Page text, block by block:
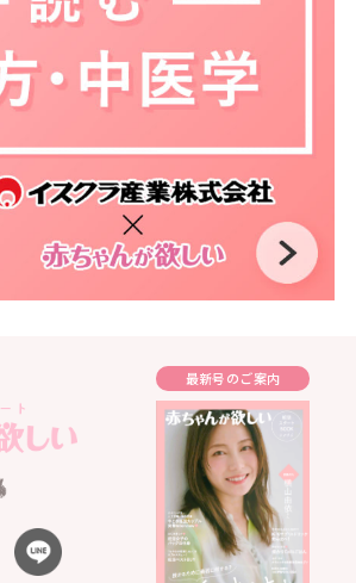
最新号のご案内